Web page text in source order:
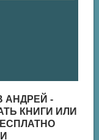
АНДРЕЙ -
КНИГИ ИЛИ